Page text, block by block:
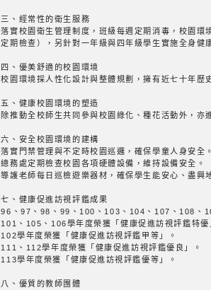
三、經常性的衛生服務
落實校園衛生管理制度，班級每週定期消毒，校園
定期檢查），另針對一年級與四年級學生實施全身健
四、優美舒適的校園環境
校園環境採人性化設計與整體規劃，擁有近七十年
五、健康校園環境的塑造
除推動全校師生共同參與校園綠化、種花活動外，
六、安全校園環境的建構
落實門禁管理與不定時校園巡邏，確保學童人身安全
總務處定期檢查校園各項硬體設備，維持設備安全。
導護老師每日巡檢遊樂器材，確保學生能安心、盡興
七、健康促進訪視評鑑成果
96、97、98、99、100、103、104、107、108、
101、105、106學年度榮獲「健康促進訪視評鑑特優
102學年度榮獲「健康促進訪視評鑑甲等」。
111、112學年度榮獲「健康促進訪視評鑑優良」。
113學年度榮獲「健康促進訪視評鑑優等」。
八、優質的教師團體